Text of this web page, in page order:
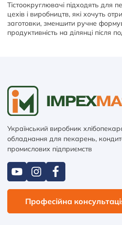
Тістоокруглювачі підходять для
цехів і виробництв, які хочуть
заготовки, зменшити ручне
продуктивність на ділянці після
Український виробник
обладнання для пекарень,
промислових підприємств
Професійна